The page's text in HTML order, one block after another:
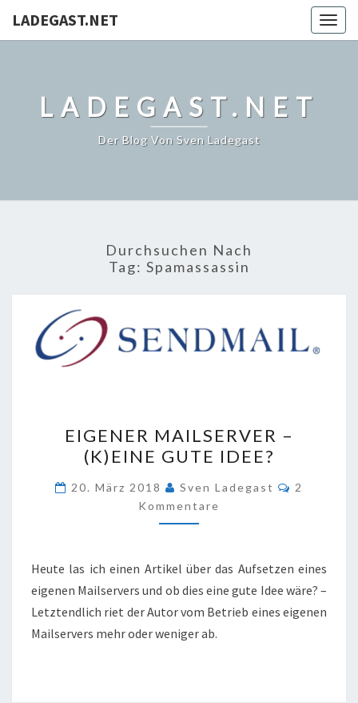
LADEGAST.NET
LADEGAST.NET
Der Blog Von Sven Ladegast
Durchsuchen Nach
Tag: Spamassassin
MAILSERVER
–
(K)EINE
GUTE
IDEE?
EIGENER MAILSERVER –
(K)EINE GUTE IDEE?
20. März 2018 Sven Ladegast
2
Kommentare
Heute las ich einen Artikel über das Aufsetzen eines
eigenen Mailservers und ob dies eine gute Idee wäre? –
Letztendlich riet der Autor vom Betrieb eines eigenen
Mailservers mehr oder weniger ab.